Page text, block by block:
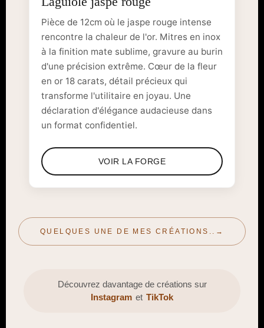
Pièce de 12cm où le jaspe rouge intense
rencontre la chaleur de l'or. Mitres en inox
à la finition mate sublime, gravure au burin
d'une précision extrême. Cœur de la fleur
en or 18 carats, détail précieux qui
transforme l'utilitaire en joyau. Une
déclaration d'élégance audacieuse dans
un format confidentiel.
VOIR LA FORGE
QUELQUES UNE DE MES CRÉATIONS..
Découvrez davantage de créations sur
Instagram et TikTok